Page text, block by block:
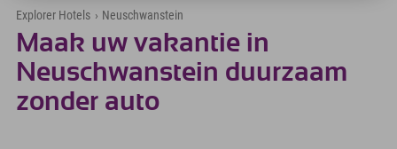
Explorer Hotels › Neuschwanstein
Maak uw vakantie in
Neuschwanstein duurzaam
zonder auto